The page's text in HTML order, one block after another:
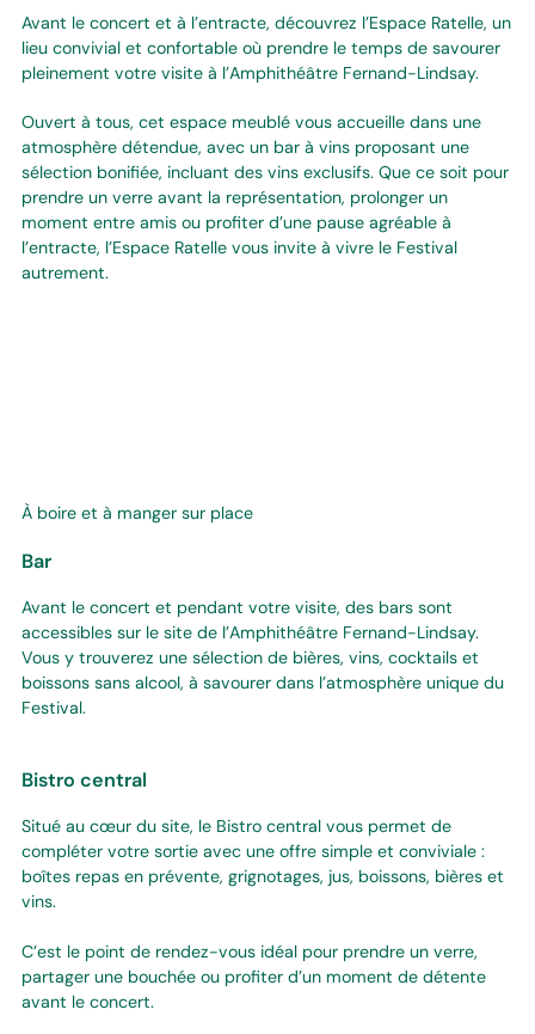
Avant le concert et à l’entracte, découvrez l’Espace Ratelle, un
lieu convivial et confortable où prendre le temps de savourer
pleinement votre visite à l’Amphithéâtre Fernand-Lindsay.
Ouvert à tous, cet espace meublé vous accueille dans une
atmosphère détendue, avec un bar à vins proposant une
sélection bonifiée, incluant des vins exclusifs. Que ce soit pour
prendre un verre avant la représentation, prolonger un
moment entre amis ou profiter d’une pause agréable à
l’entracte, l’Espace Ratelle vous invite à vivre le Festival
autrement.
À boire et à manger sur place
Bar
Avant le concert et pendant votre visite, des bars sont
accessibles sur le site de l’Amphithéâtre Fernand-Lindsay.
Vous y trouverez une sélection de bières, vins, cocktails et
boissons sans alcool, à savourer dans l’atmosphère unique du
Festival.
Bistro central
Situé au cœur du site, le Bistro central vous permet de
compléter votre sortie avec une offre simple et conviviale :
boîtes repas en prévente, grignotages, jus, boissons, bières et
vins.
C’est le point de rendez-vous idéal pour prendre un verre,
partager une bouchée ou profiter d’un moment de détente
avant le concert.